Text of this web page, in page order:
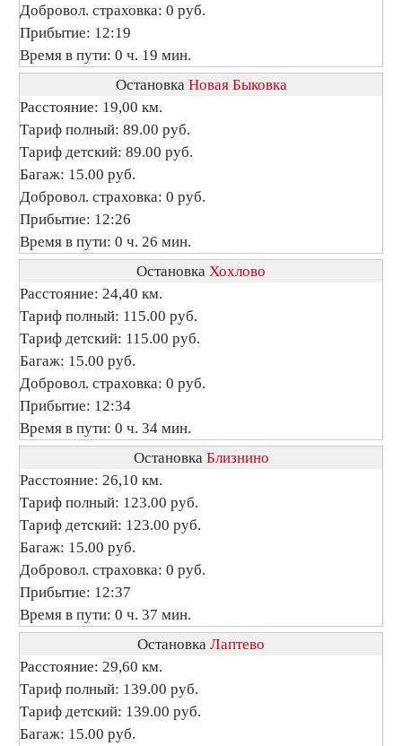
Добровол. страховка: 0 руб.
Прибытие: 12:19
Время в пути: 0 ч. 19 мин.
Остановка Новая Быковка
Расстояние: 19,00 км.
Тариф полный: 89.00 руб.
Тариф детский: 89.00 руб.
Багаж: 15.00 руб.
Добровол. страховка: 0 руб.
Прибытие: 12:26
Время в пути: 0 ч. 26 мин.
Остановка Хохлово
Расстояние: 24,40 км.
Тариф полный: 115.00 руб.
Тариф детский: 115.00 руб.
Багаж: 15.00 руб.
Добровол. страховка: 0 руб.
Прибытие: 12:34
Время в пути: 0 ч. 34 мин.
Остановка Близнино
Расстояние: 26,10 км.
Тариф полный: 123.00 руб.
Тариф детский: 123.00 руб.
Багаж: 15.00 руб.
Добровол. страховка: 0 руб.
Прибытие: 12:37
Время в пути: 0 ч. 37 мин.
Остановка Лаптево
Расстояние: 29,60 км.
Тариф полный: 139.00 руб.
Тариф детский: 139.00 руб.
Багаж: 15.00 руб.